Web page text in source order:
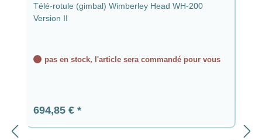
Télé-rotule (gimbal) Wimberley Head WH-200
Version II
pas en stock, l'article sera commandé pour vous
Prix régulier :
694,85 €